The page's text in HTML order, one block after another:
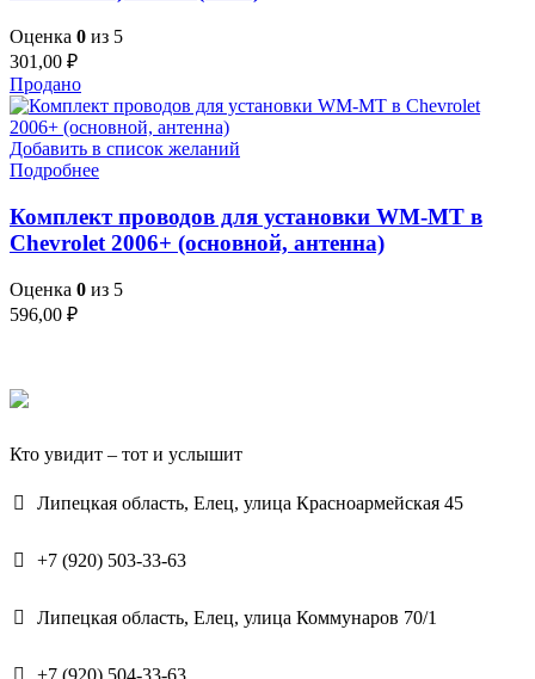
Оценка 0 из 5
301,00 ₽
Продано
Добавить в список желаний
Подробнее
Комплект проводов для установки WM-MT в
Chevrolet 2006+ (основной, антенна)
Оценка 0 из 5
596,00 ₽
Кто увидит – тот и услышит
Липецкая область, Елец, улица Красноармейская 45
+7 (920) 503-33-63
Липецкая область, Елец, улица Коммунаров 70/1
+7 (920) 504-33-63